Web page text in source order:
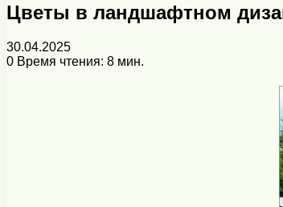
Цветы в ландшафтном
30.04.2025
0 Время чтения: 8 мин.